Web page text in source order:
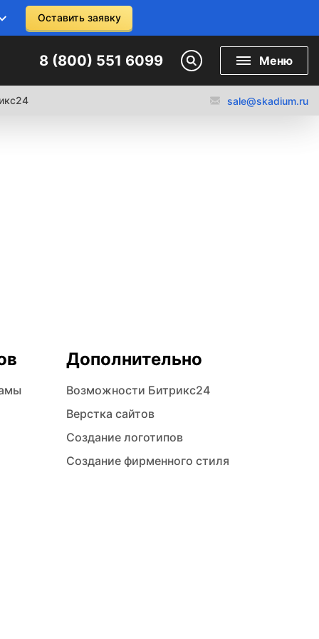
Оставить заявку
8 (800) 551 6099 Меню
sale@skadium.ru
Дополнительно
Возможности Битрикс24
Верстка сайтов
Создание логотипов
Создание фирменного стиля